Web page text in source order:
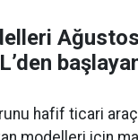
hafif ticari